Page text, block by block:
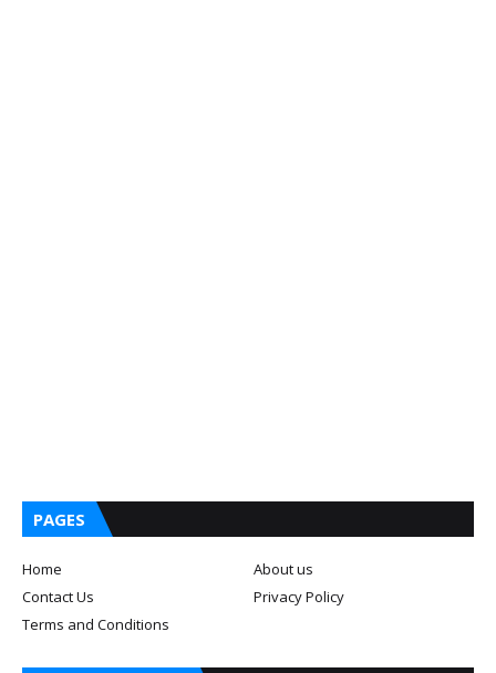
PAGES
Home
About us
Contact Us
Privacy Policy
Terms and Conditions